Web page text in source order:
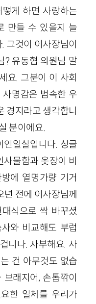
게 하면 사랑하는
만들 수 있을지 늘
그것이 이사장님이
? 유동협 의원님 말
요. 그분이 이 사회
명감은 범속한 우
경지라고 생각합니
분이에요.
일실입니다. 싱글
사물함과 옷장이 비
에 열명가량 기거
년 전에 이사장님께
식으로 싹 바꾸셨
와 비교해도 부럽
니다. 자부해요. 사
건 아무것도 없습
래지어, 손톱깎이
한 일체를 우리가